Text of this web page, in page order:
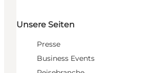
Unsere Seiten
Presse
Business Events